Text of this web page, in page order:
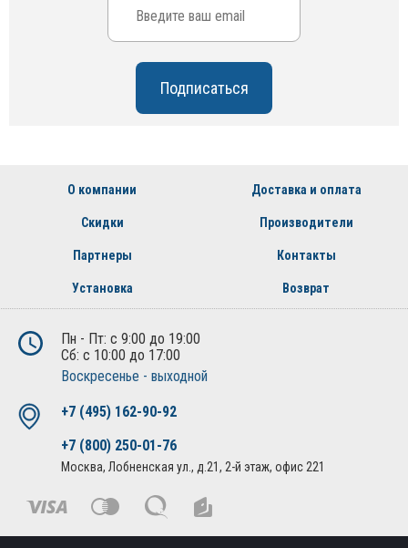
О компании Доставка и оплата
Скидки Производители
Партнеры Контакты
Установка Возврат
Пн - Пт: с 9:00 до 19:00
Сб: с 10:00 до 17:00
Воскресенье - выходной
+7 (495) 162-90-92
+7 (800) 250-01-76
Москва, Лобненская ул., д.21, 2-й этаж, офис 221